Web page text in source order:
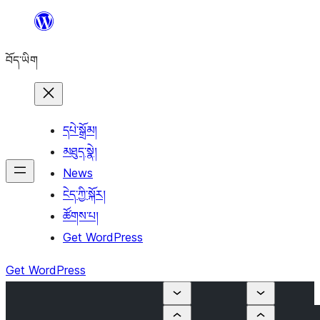
content
བོད་ཡིག
དཔེ་སྒྲོམ།
མཐུད་སྣེ།
News
ངེད་ཀྱི་སྐོར།
ཚོགས་པ།
Get WordPress
Get WordPress